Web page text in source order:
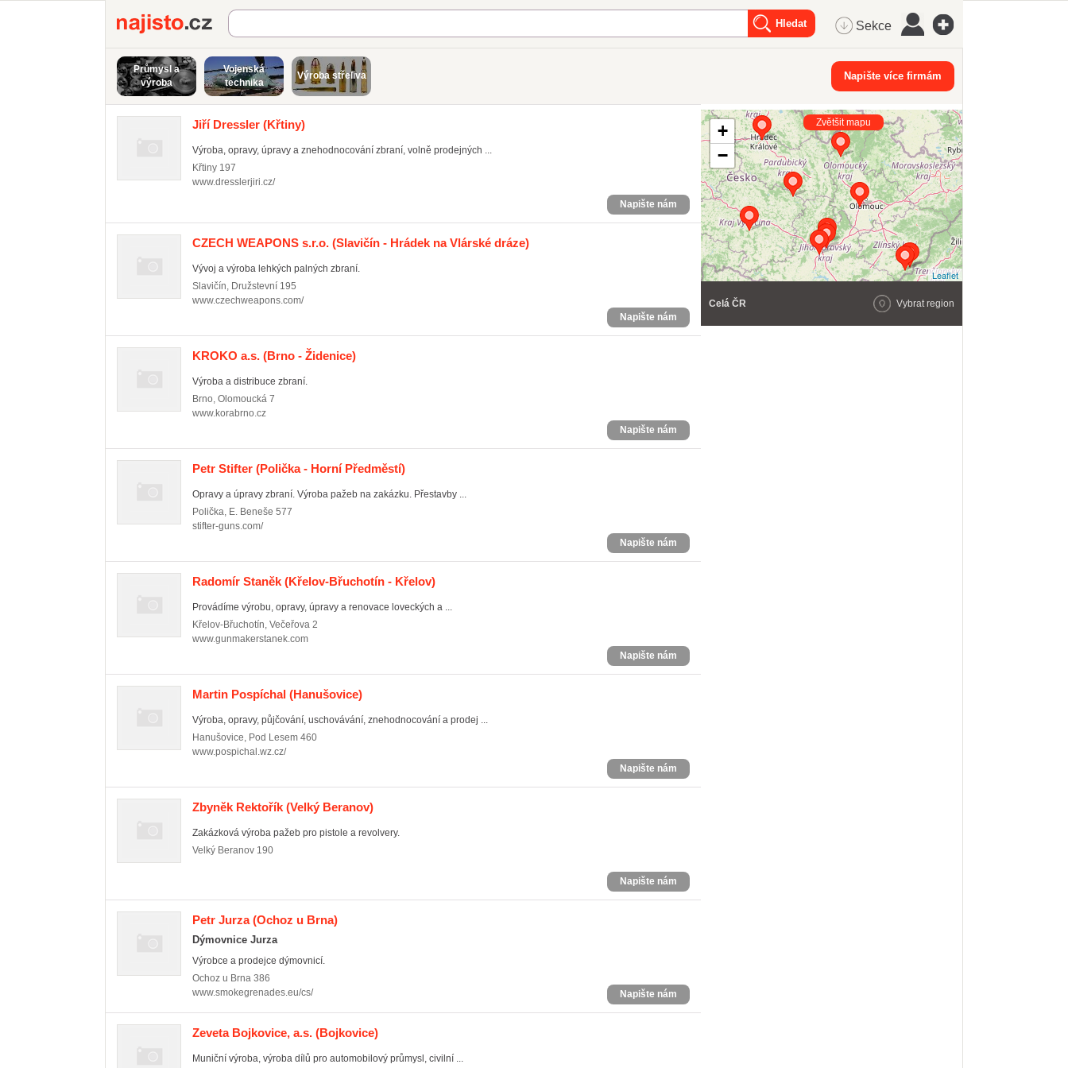
Najisto.cz Sekce
Průmysl a
výroba
Vojenská
technika
Výroba střeliva Napište více firmám
Jiří Dressler (Křtiny)
Výroba, opravy, úpravy a znehodnocování zbraní, volně prodejných ...
Křtiny 197
www.dresslerjiri.cz/
Napište nám
CZECH WEAPONS s.r.o. (Slavičín - Hrádek na Vlárské dráze)
Vývoj a výroba lehkých palných zbraní.
Slavičín, Družstevní 195
www.czechweapons.com/
Napište nám
KROKO a.s. (Brno - Židenice)
Výroba a distribuce zbraní.
Brno, Olomoucká 7
www.korabrno.cz
Napište nám
Petr Stifter (Polička - Horní Předměstí)
Opravy a úpravy zbraní. Výroba pažeb na zakázku. Přestavby ...
Polička, E. Beneše 577
stifter-guns.com/
Napište nám
Radomír Staněk (Křelov-Břuchotín - Křelov)
Provádíme výrobu, opravy, úpravy a renovace loveckých a ...
Křelov-Břuchotín, Večeřova 2
www.gunmakerstanek.com
Napište nám
Martin Pospíchal (Hanušovice)
Výroba, opravy, půjčování, uschovávání, znehodnocování a prodej ...
Hanušovice, Pod Lesem 460
www.pospichal.wz.cz/
Napište nám
Zbyněk Rektořík (Velký Beranov)
Zakázková výroba pažeb pro pistole a revolvery.
Velký Beranov 190
Napište nám
Petr Jurza(Ochoz u Brna)
Dýmovnice Jurza
Výrobce a prodejce dýmovnicí.
Ochoz u Brna 386
www.smokegrenades.eu/cs/
Napište nám
Zeveta Bojkovice, a.s. (Bojkovice)
Muniční výroba, výroba dílů pro automobilový průmysl, civilní ...
+
−
Leaflet
Zvětšit mapu
Celá ČR Vybrat region